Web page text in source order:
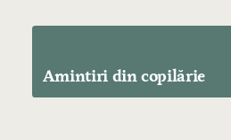
Amintiri din copilărie